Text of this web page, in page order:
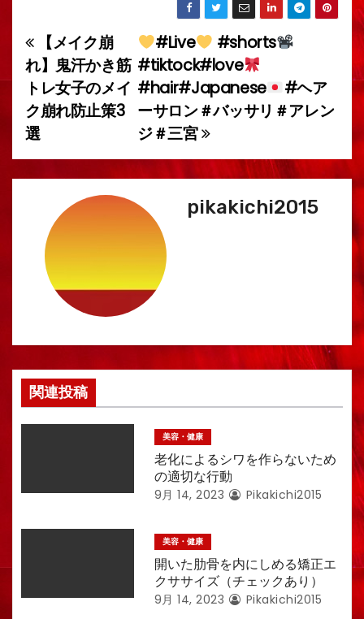
投
稿
ナ
ビ
ゲ
シ
ョ
#Live
#shorts
#tiktock#love
#hair#Japanese
#ヘア
ーサロン＃バッサリ＃アレン
ジ＃三宮
【メイク崩
れ】鬼汗かき筋
トレ女子のメイ
ク崩れ防止策3
選
pikakichi2015
関連投稿
美容・健康
老化によるシワを作らないため
の適切な行動
9月 14, 2023 Pikakichi2015
美容・健康
開いた肋骨を内にしめる矯正エ
クササイズ（チェックあり）
9月 14, 2023 Pikakichi2015